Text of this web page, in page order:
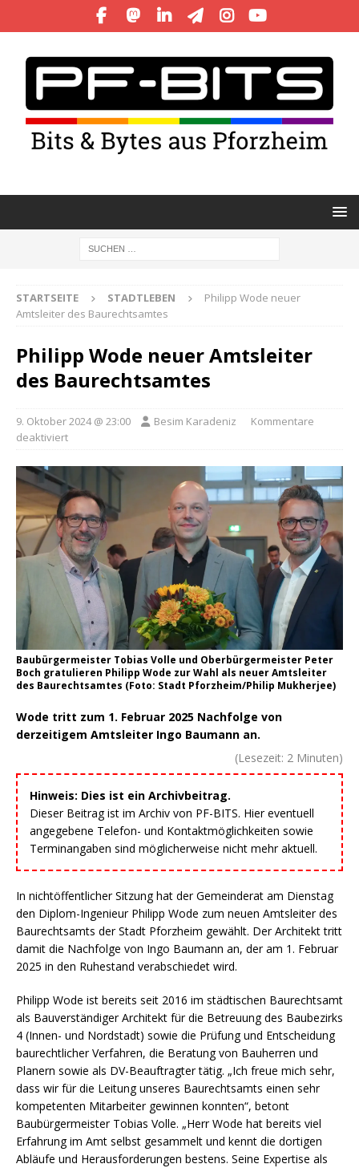
STARTSEITE STADTLEBEN
Philipp Wode neuer
Amtsleiter des Baurechtsamtes
Philipp Wode neuer Amtsleiter
des Baurechtsamtes
9. Oktober 2024 @ 23:00 Besim Karadeniz
Kommentare
deaktiviert
Baubürgermeister Tobias Volle und Oberbürgermeister Peter
Boch gratulieren Philipp Wode zur Wahl als neuer Amtsleiter
des Baurechtsamtes (Foto: Stadt Pforzheim/Philip Mukherjee)
Wode tritt zum 1. Februar 2025 Nachfolge von
derzeitigem Amtsleiter Ingo Baumann an.
(Lesezeit: 2 Minuten)
Hinweis: Dies ist ein Archivbeitrag.
Dieser Beitrag ist im Archiv von PF-BITS. Hier eventuell
angegebene Telefon- und Kontaktmöglichkeiten sowie
Terminangaben sind möglicherweise nicht mehr aktuell.
In nichtöffentlicher Sitzung hat der Gemeinderat am Dienstag
den Diplom-Ingenieur Philipp Wode zum neuen Amtsleiter des
Baurechtsamts der Stadt Pforzheim gewählt. Der Architekt tritt
damit die Nachfolge von Ingo Baumann an, der am 1. Februar
2025 in den Ruhestand verabschiedet wird.
Philipp Wode ist bereits seit 2016 im städtischen Baurechtsamt
als Bauverständiger Architekt für die Betreuung des Baubezirks
4 (Innen- und Nordstadt) sowie die Prüfung und Entscheidung
baurechtlicher Verfahren, die Beratung von Bauherren und
Planern sowie als DV-Beauftragter tätig. „Ich freue mich sehr,
dass wir für die Leitung unseres Baurechtsamts einen sehr
kompetenten Mitarbeiter gewinnen konnten“, betont
Baubürgermeister Tobias Volle. „Herr Wode hat bereits viel
Erfahrung im Amt selbst gesammelt und kennt die dortigen
Abläufe und Herausforderungen bestens. Seine Expertise als